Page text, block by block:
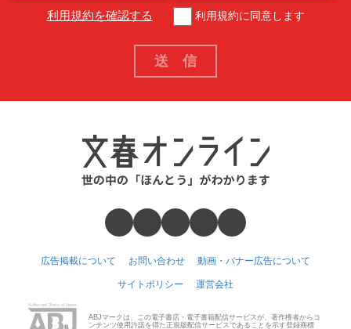
利用規約を確認する 利用規約に同意します
広告掲載について お問い合わせ 動画・バナー広告について
サイトポリシー 運営会社
ABJマークは、この電子書店・電子書籍配信サービスが、著作権者からコ
ンテンツ使用許諾を得た正規版配信サービスであることを示す登録商標